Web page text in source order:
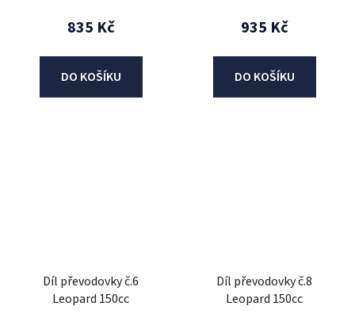
835 Kč
DO KOŠÍKU
935 Kč
DO KOŠÍKU
Díl převodovky č.6
Leopard 150cc
Díl převodovky č.8
Leopard 150cc